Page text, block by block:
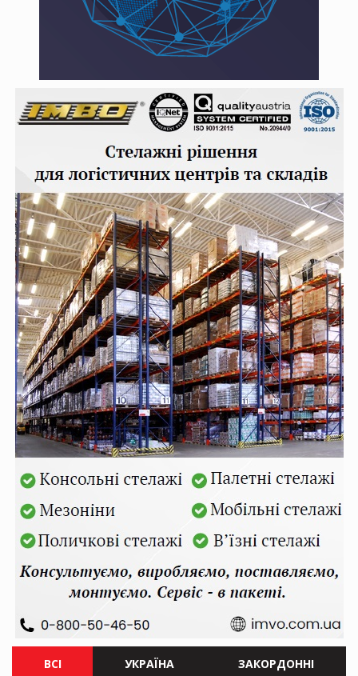
ВСІ УКРАЇНА ЗАКОРДОННІ